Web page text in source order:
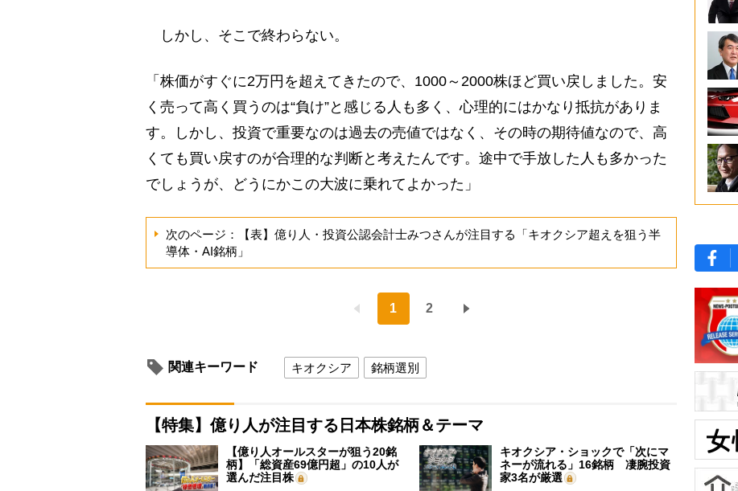
しかし、そこで終わらない。
「株価がすぐに2万円を超えてきたので、1000～2000株ほど買い戻しました。安
く売って高く買うのは“負け”と感じる人も多く、心理的にはかなり抵抗がありま
す。しかし、投資で重要なのは過去の売値ではなく、その時の期待値なので、高
くても買い戻すのが合理的な判断と考えたんです。途中で手放した人も多かった
でしょうが、どうにかこの大波に乗れてよかった」
次のページ：【表】億り人・投資公認会計士みつさんが注目する「キオクシア超えを狙う半
導体・AI銘柄」
1 2
関連キーワード キオクシア 銘柄選別
【特集】億り人が注目する日本株銘柄＆テーマ
【億り人オールスターが狙う20銘
柄】「総資産69億円超」の10人が
選んだ注目株
キオクシア・ショックで「次にマ
ネーが流れる」16銘柄 凄腕投資
家3名が厳選